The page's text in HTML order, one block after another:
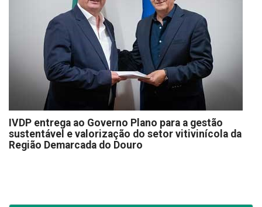
IVDP entrega ao Governo Plano para a gestão
sustentável e valorização do setor vitivinícola da
Região Demarcada do Douro